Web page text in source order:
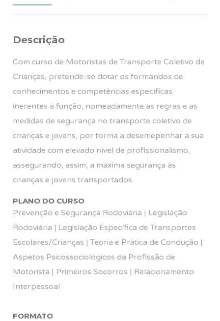
Descrição
Com curso de Motoristas de Transporte Coletivo de
Crianças, pretende-se dotar os formandos de
conhecimentos e competências específicas
inerentes à função, nomeadamente as regras e as
medidas de segurança no transporte coletivo de
crianças e jovens, por forma a desemepenhar a sua
atividade com elevado nível de profissionalismo,
assegurando, assim, a máxima segurança às
crianças e jovens transportados.
PLANO DO CURSO
Prevenção e Segurança Rodoviária | Legislação
Rodoviária | Legislação Específica de Transportes
Escolares/Crianças | Teoria e Prática de Condução |
Aspetos Psicossociológicos da Profissão de
Motorista | Primeiros Socorros | Relacionamento
Interpessoal
FORMATO